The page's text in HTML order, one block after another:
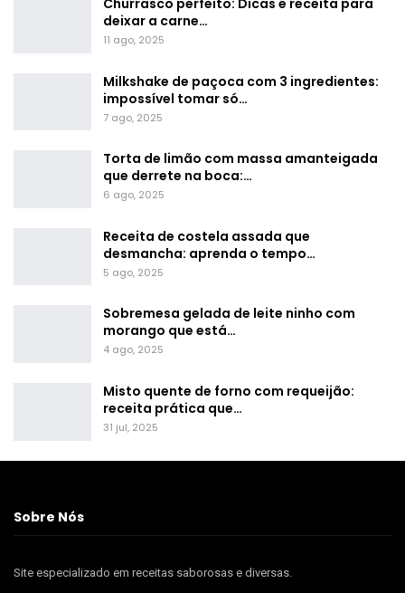
deixar a carne…
11 ago, 2025
Milkshake de paçoca com 3 ingredientes:
impossível tomar só…
7 ago, 2025
Torta de limão com massa amanteigada
que derrete na boca:…
6 ago, 2025
Receita de costela assada que
desmancha: aprenda o tempo…
5 ago, 2025
Sobremesa gelada de leite ninho com
morango que está…
4 ago, 2025
Misto quente de forno com requeijão:
receita prática que…
31 jul, 2025
Sobre Nós
Site especializado em receitas saborosas e diversas.